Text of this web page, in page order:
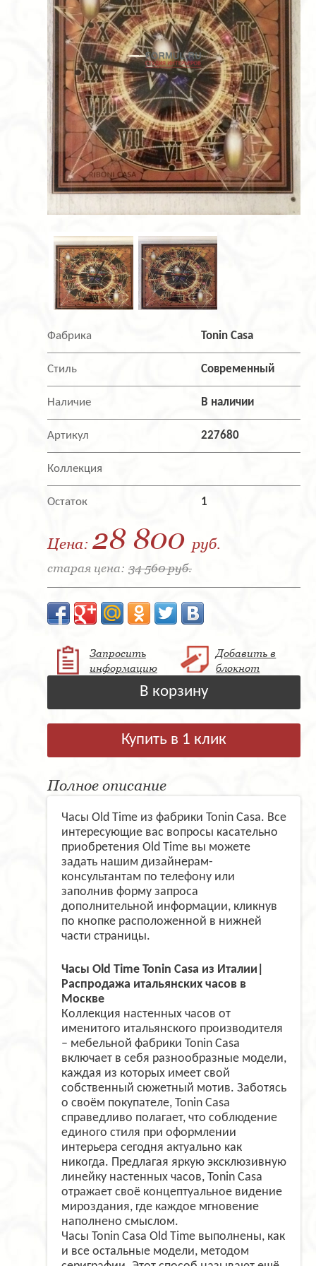
Фабрика Tonin Casa
Стиль Современный
Наличие В наличии
Артикул 227680
Коллекция
Остаток 1
Цена: 28 800 руб.
старая цена: 34 560 руб.
Запросить
информацию
Добавить в
блокнот
В корзину
Купить в 1 клик
Полное описание
Часы Old Time из фабрики Tonin Casa. Все
интересующие вас вопросы касательно
приобретения Old Time вы можете
задать нашим дизайнерам-
консультантам по телефону или
заполнив форму запроса
дополнительной информации, кликнув
по кнопке расположенной в нижней
части страницы.
Часы Old Time Tonin Casa из Италии|
Распродажа итальянских часов в
Москве
Коллекция настенных часов от
именитого итальянского производителя
– мебельной фабрики Tonin Casa
включает в себя разнообразные модели,
каждая из которых имеет свой
собственный сюжетный мотив. Заботясь
о своём покупателе, Tonin Casa
справедливо полагает, что соблюдение
единого стиля при оформлении
интерьера сегодня актуально как
никогда. Предлагая яркую эксклюзивную
линейку настенных часов, Tonin Casa
отражает своё концептуальное видение
мироздания, где каждое мгновение
наполнено смыслом.
Часы Tonin Casa Old Time выполнены, как
и все остальные модели, методом